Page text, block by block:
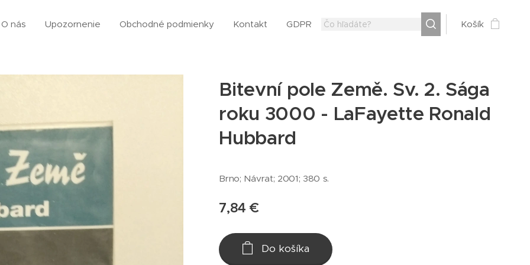
O nás Upozornenie Obchodné podmienky Kontakt GDPR Košík
Bitevní pole Země. Sv. 2. Sága
roku 3000 - LaFayette Ronald
Hubbard
Brno; Návrat; 2001; 380 s.
7,84 €
Do košíka